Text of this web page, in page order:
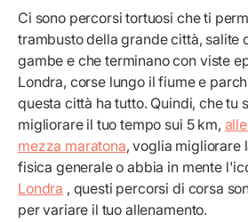
Ci sono percorsi tortuosi che ti
trambusto della grande città, salite
gambe e che terminano con viste
Londra, corse lungo il fiume e
questa città ha tutto. Quindi, che tu
migliorare il tuo tempo sui 5 km,
mezza maratona, voglia migliorare
fisica generale o abbia in mente
Londra , questi percorsi di corsa
per variare il tuo allenamento.